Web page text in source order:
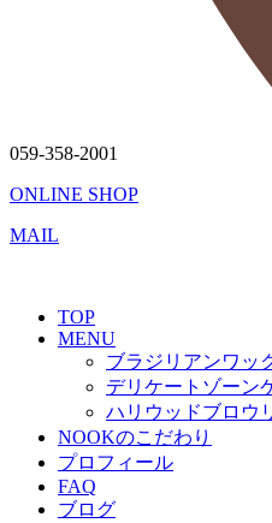
059-358-2001
ONLINE SHOP
MAIL
TOP
MENU
ブラジリアンワッ
デリケートゾーン
ハリウッドブロウ
NOOKのこだわり
プロフィール
FAQ
ブログ